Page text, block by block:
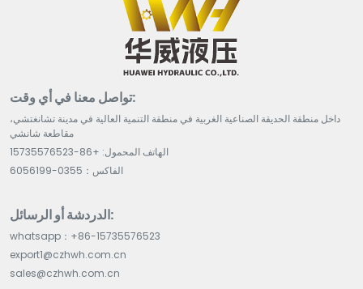
تواصل معنا في أي وقت:
داخل منطقة الحديقة الصناعية الغربية في منطقة التنمية العالية في مدينة تشانغتشي،
مقاطعة شانشي
الهاتف المحمول: +86-15735576523
الفاكس：0355-6056199
الدردشة أو الرسائل:
whatsapp：+86-15735576523
export1@czhwh.com.cn
sales@czhwh.com.cn